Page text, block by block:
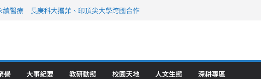
續醫療 長庚科大攜菲、印頂尖大學跨國合作
譽 大事紀要 教研動態 校園天地 人文生態 深耕專區